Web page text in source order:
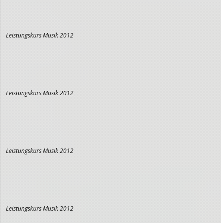
Leistungskurs Musik 2012
Leistungskurs Musik 2012
Leistungskurs Musik 2012
Leistungskurs Musik 2012